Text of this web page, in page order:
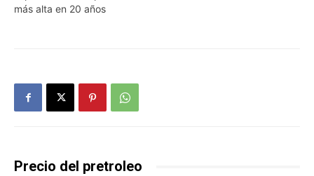
más alta en 20 años
Precio del pretroleo